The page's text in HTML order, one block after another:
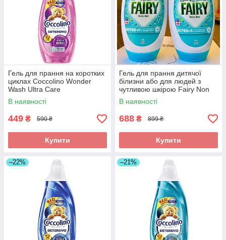
Гель для прання на коротких
циклах Coccolino Wonder
Wash Ultra Care
парфумований, 54 прань,
2160 мл
В наявності
449 ₴ 590 ₴
Купити
Гель для прання дитячої
білизни або для людей з
чутливою шкірою Fairy Non
Bio 45 прань
В наявності
688 ₴ 899 ₴
Купити
–22% –21%